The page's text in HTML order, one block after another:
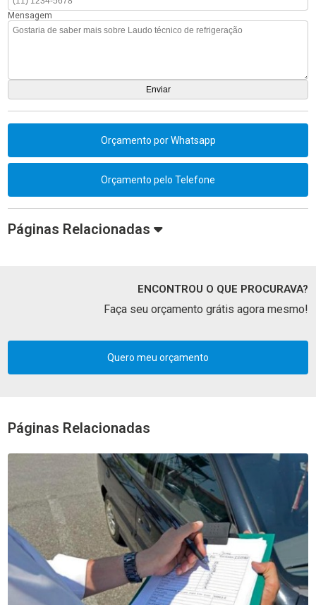
Mensagem
Orçamento por Whatsapp
Orçamento pelo Telefone
Páginas Relacionadas
ENCONTROU O QUE PROCURAVA?
Faça seu orçamento grátis agora mesmo!
Quero meu orçamento
Páginas Relacionadas